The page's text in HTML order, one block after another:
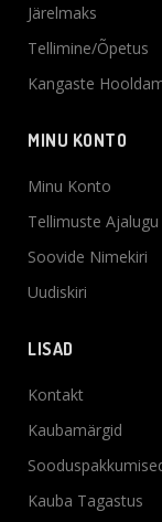
Järelmaks
Tellimine/Õpetus
Kangaste
MINU KONTO
Minu Konto
Tellimuste Ajalugu
Soovide Nimekiri
Uudiskiri
LISAD
Kontakt
Kaubamärgid
Kauba Tagastus